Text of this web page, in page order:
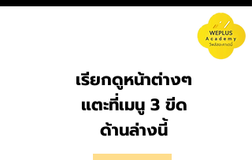
เรียกดูหน้าต่างๆ
แตะที่เมนู 3 ขีด
ด้านล่างนี้